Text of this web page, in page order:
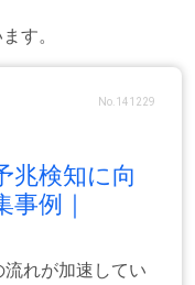
す。
No.141229
兆検知に向
例｜
れが加速してい